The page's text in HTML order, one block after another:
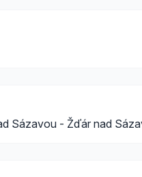
Sázavou - Žďár nad